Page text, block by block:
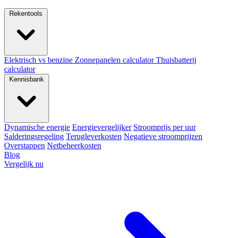
Rekentools
Elektrisch vs benzine Zonnepanelen calculatorThuisbatterij
calculator
Kennisbank
Dynamische energie Energievergelijker Stroomprijs per uur
Salderingsregeling Terugleverkosten Negatieve stroomprijzen
Overstappen Netbeheerkosten
Blog
Vergelijk nu